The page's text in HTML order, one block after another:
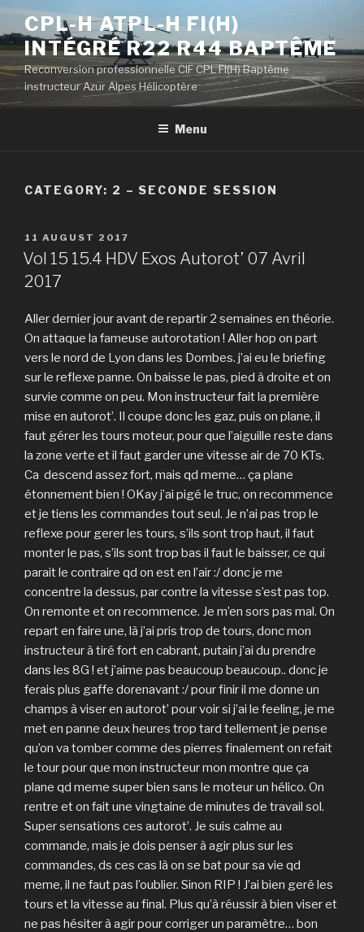
Skip
to
content
CPL-H ATPL-H FI(H)
INTÉGRÉ R22 R44 BAPTÊME
Reconversion professionnelle CIF CPL FI(H) Baptême
instructeur Azur Alpes Hélicoptère
Menu
CATEGORY: 2 – SECONDE SESSION
POSTED
ON
11 AUGUST 2017
Vol 15 15.4 HDV Exos Autorot’ 07 Avril
2017
Aller dernier jour avant de repartir 2 semaines en théorie.
On attaque la fameuse autorotation ! Aller hop on part
vers le nord de Lyon dans les Dombes. j’ai eu le briefing
sur le reflexe panne. On baisse le pas, pied à droite et on
survie comme on peu. Mon instructeur fait la première
mise en autorot’. Il coupe donc les gaz, puis on plane, il
faut gérer les tours moteur, pour que l’aiguille reste dans
la zone verte et il faut garder une vitesse air de 70 KTs.
Ca descend assez fort, mais qd meme… ça plane
étonnement bien ! OKay j’ai pigé le truc, on recommence
et je tiens les commandes tout seul. Je n’ai pas trop le
reflexe pour gerer les tours, s’ils sont trop haut, il faut
monter le pas, s’ils sont trop bas il faut le baisser, ce qui
parait le contraire qd on est en l’air :/ donc je me
concentre la dessus, par contre la vitesse s’est pas top.
On remonte et on recommence. Je m’en sors pas mal. On
repart en faire une, là j’ai pris trop de tours, donc mon
instructeur à tiré fort en cabrant, putain j’ai du prendre
dans les 8G ! et j’aime pas beaucoup beaucoup.. donc je
ferais plus gaffe dorenavant :/ pour finir il me donne un
champs à viser en autorot’ pour voir si j’ai le feeling, je me
met en panne deux heures trop tard tellement je pense
qu’on va tomber comme des pierres finalement on refait
le tour pour que mon instructeur mon montre que ça
plane qd meme super bien sans le moteur un hélico. On
rentre et on fait une vingtaine de minutes de travail sol.
Super sensations ces autorot’. Je suis calme au
commande, mais je dois penser à agir plus sur les
commandes, ds ces cas là on se bat pour sa vie qd
meme, il ne faut pas l’oublier. Sinon RIP ! J’ai bien geré les
tours et la vitesse au final. Plus qu’à réussir à bien viser et
ne pas hésiter à agir pour corriger un paramètre… bon